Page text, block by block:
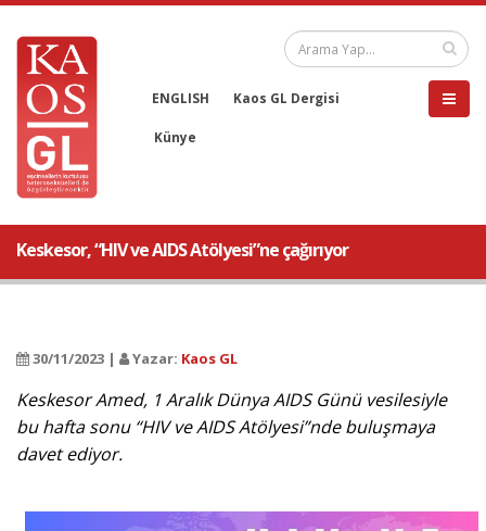
ENGLISH Kaos GL Dergisi
Künye
Keskesor, “HIV ve AIDS Atölyesi”ne çağırıyor
30/11/2023 | Yazar: Kaos GL
Keskesor Amed, 1 Aralık Dünya AIDS Günü vesilesiyle
bu hafta sonu “HIV ve AIDS Atölyesi”nde buluşmaya
davet ediyor.